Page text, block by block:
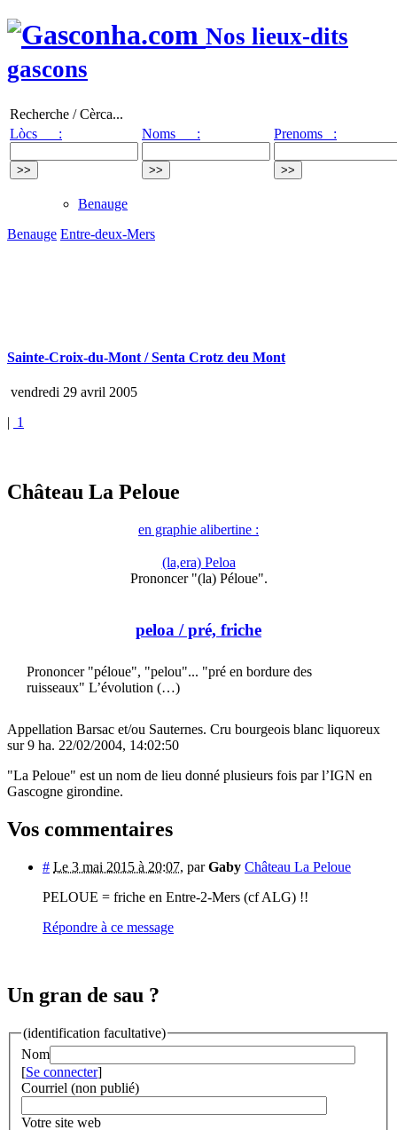
Nos lieux-dits
gascons
Recherche / Cèrca...
Lòcs :
Noms : Prenoms :
Benauge
Benauge Entre-deux-Mers
Sainte-Croix-du-Mont / Senta Crotz deu Mont
vendredi 29 avril 2005
| 1
Château La Peloue
en graphie alibertine :
(la,era) Peloa
Prononcer "(la) Péloue".
peloa / pré, friche
Prononcer "péloue", "pelou"... "pré en bordure des
ruisseaux" L’évolution (…)
Appellation Barsac et/ou Sauternes. Cru bourgeois blanc liquoreux
sur 9 ha. 22/02/2004, 14:02:50
"La Peloue" est un nom de lieu donné plusieurs fois par l’IGN en
Gascogne girondine.
Vos commentaires
# Le 3 mai 2015 à 20:07, parGaby Château La Peloue
PELOUE = friche en Entre-2-Mers (cf ALG) !!
Répondre à ce message
Un gran de sau ?
(identification facultative)
Nom
[Se connecter]
Courriel (non publié)
Votre site web